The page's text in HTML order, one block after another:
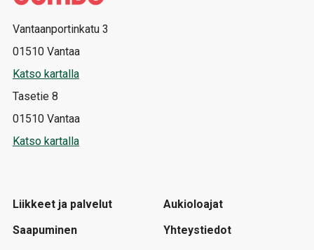
Vantaanportinkatu 3
01510 Vantaa
Katso kartalla
Tasetie 8
01510 Vantaa
Katso kartalla
Liikkeet ja palvelut
Saapuminen
Aukioloajat
Yhteystiedot